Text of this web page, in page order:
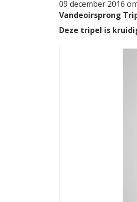
09 december 2016
Vandeoirsprong
Deze tripel is